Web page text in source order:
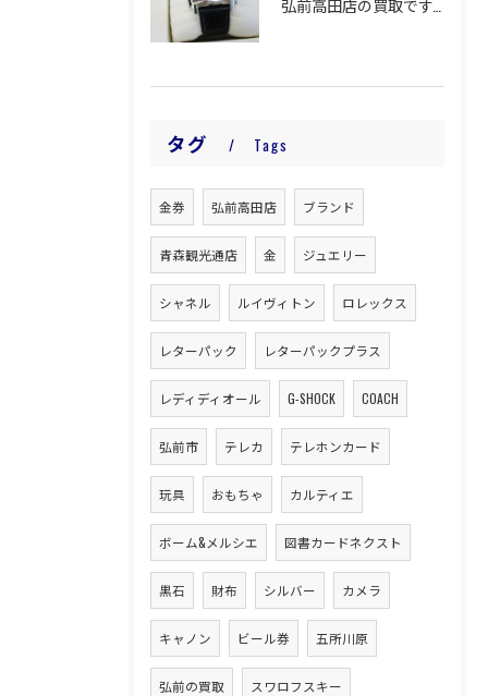
タグ Tags
金券 弘前高田店 ブランド
青森観光通店 金 ジュエリー
シャネル ルイヴィトン ロレックス
レターパック レターパックプラス
レディディオール G-SHOCK COACH
弘前市 テレカ テレホンカード
玩具 おもちゃ カルティエ
ボーム&メルシエ 図書カードネクスト
黒石 財布 シルバー カメラ
キャノン ビール券 五所川原
弘前の買取 スワロフスキー